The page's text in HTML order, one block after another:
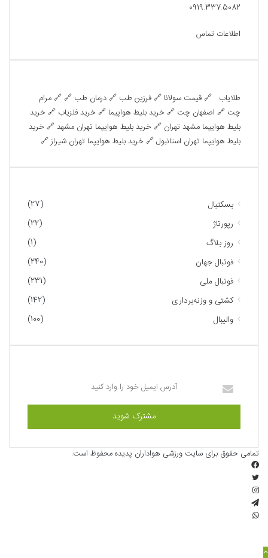
0919.337.5082
اطلاعات تماس
طلایاب 🔗قیمت سولانا 🔗فرزین طب 🔗درمان طب 🔗 🔗مرام
چت 🔗 اصفهان چت 🔗خرید بلیط هواپیما 🔗خرید فلزیاب 🔗خرید
بلیط هوایپما مشهد تهران 🔗خرید بلیط هوایپما تهران مشهد🔗خرید
بلیط هوایپما تهران استانبول🔗خرید بلیط هوایپما تهران شیراز🔗
بسکتبال
(27)
رپورتاژ
(22)
روز بلاگ
(1)
فوتبال جهان
(240)
فوتبال ملی
(231)
کشتی و وزنه‌برداری
(142)
والیبال
(100)
آدرس
ایمیل
خود
وارد
کنید
تمامی حقوق برای سایت ورزشی هواداران پدیده محفوظ است.